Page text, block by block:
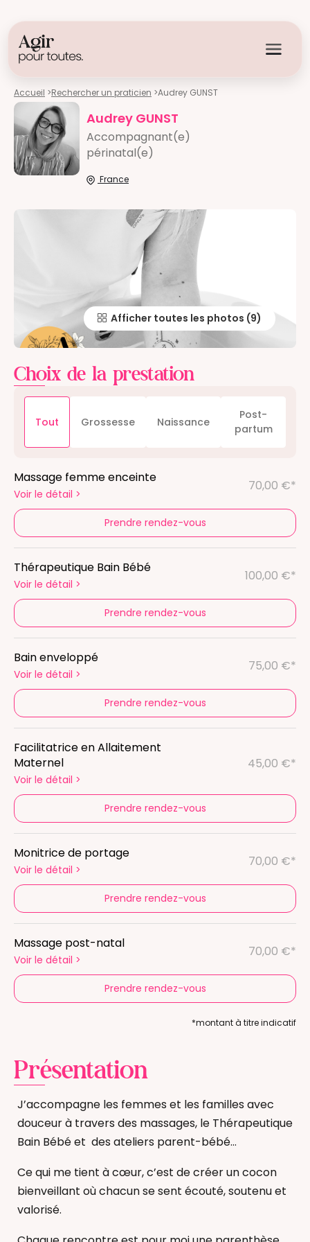
Accueil >Rechercher un praticien >Audrey GUNST
Audrey GUNST
Accompagnant(e)
périnatal(e)
France
Afficher toutes les photos
Choix de la prestation
Tout Grossesse Naissance
Post-
partum
Massage femme enceinte
Voir le détail >
70,00 €*
Prendre rendez-vous
Thérapeutique Bain Bébé
Voir le détail >
100,00 €*
Prendre rendez-vous
Bain enveloppé
Voir le détail >
75,00 €*
Prendre rendez-vous
Facilitatrice en Allaitement
Maternel
Voir le détail >
45,00 €*
Prendre rendez-vous
Monitrice de portage
Voir le détail >
70,00 €*
Prendre rendez-vous
Massage post-natal
Voir le détail >
70,00 €*
Prendre rendez-vous
*montant à titre indicatif
Présentation
J’accompagne les femmes et les familles avec
douceur à travers des massages, le Thérapeutique
Bain Bébé et des ateliers parent-bébé…
Ce qui me tient à cœur, c’est de créer un cocon
bienveillant où chacun se sent écouté, soutenu et
valorisé.